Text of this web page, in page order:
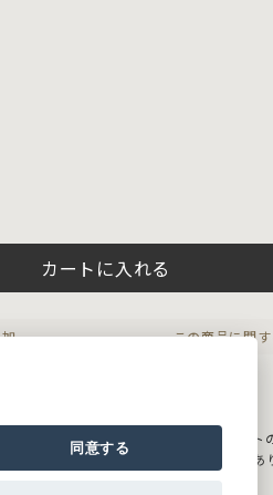
カートに入れる
この商品に関
のボリューム感が女性らしいシルエット
ンピースは、ほどよいカジュアル感があ
同意する